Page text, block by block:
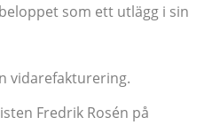
som ett utlägg i sin
vidarefakturering.
Fredrik Rosén på